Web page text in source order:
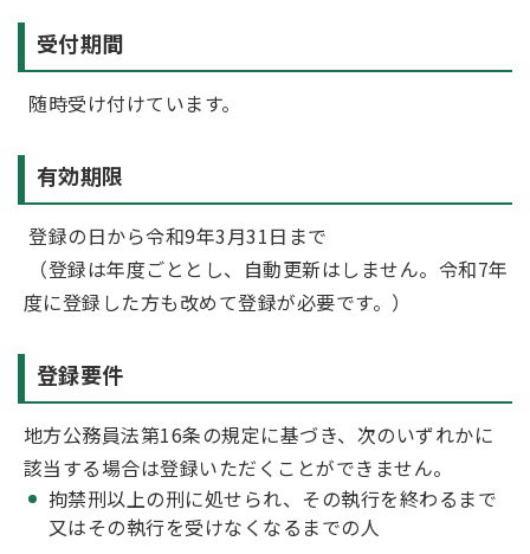
受付期間
随時受け付けています。
有効期限
登録の日から令和9年3月31日まで
（登録は年度ごととし、自動更新はしません。令和7年
度に登録した方も改めて登録が必要です。）
登録要件
地方公務員法第16条の規定に基づき、次のいずれかに
該当する場合は登録いただくことができません。
拘禁刑以上の刑に処せられ、その執行を終わるまで
又はその執行を受けなくなるまでの人